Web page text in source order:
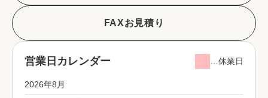
FAXお見積り
営業日カレンダー …休業日
2026年8月